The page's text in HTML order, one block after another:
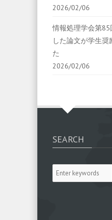
2026/02/06
情報処理学会第85
した論文が学生奨
た
2026/02/06
SEARCH